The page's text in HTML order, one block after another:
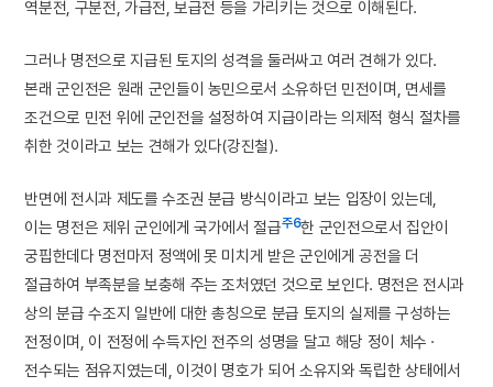
역분전, 구분전, 가급전, 보급전 등을 가리키는 것으로 이해된다.
그러나 명전으로 지급된 토지의 성격을 둘러싸고 여러 견해가 있다.
본래 군인전은 원래 군인들이 농민으로서 소유하던 민전이며, 면세를
조건으로 민전 위에 군인전을 설정하여 지급이라는 의제적 형식 절차를
취한 것이라고 보는 견해가 있다(강진철).
반면에 전시과 제도를 수조권 분급 방식이라고 보는 입장이 있는데,
이는 명전은 제위 군인에게 국가에서 절급주6한 군인전으로서 집안이
궁핍한데다 명전마저 정액에 못 미치게 받은 군인에게 공전을 더
절급하여 부족분을 보충해 주는 조처였던 것으로 보인다. 명전은 전시과
상의 분급 수조지 일반에 대한 총칭으로 분급 토지의 실제를 구성하는
전정이며, 이 전정에 수득자인 전주의 성명을 달고 해당 정이 체수 ·
전수되는 점유지였는데, 이것이 명호가 되어 소유지와 독립한 상태에서